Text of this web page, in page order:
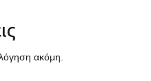
ακόμη.